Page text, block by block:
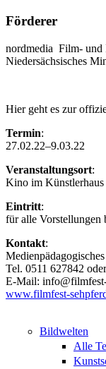
Förderer
nordmedia Film- und
Niedersächsisches
Hier geht es zur
Termin:
27.02.22–9.03.22
Veranstaltungsort:
Kino im
Eintritt:
für alle Vorstellungen
Kontakt:
Tel. 0511 627842
E-Mail:
www.filmfest-
Bildwelten
Alle